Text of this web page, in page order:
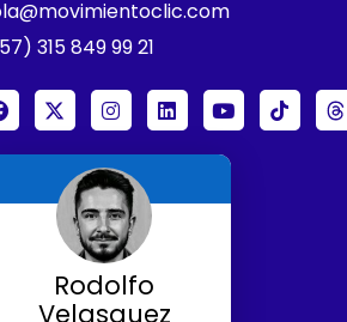
315 849 99 21
Rodolfo
Velasquez